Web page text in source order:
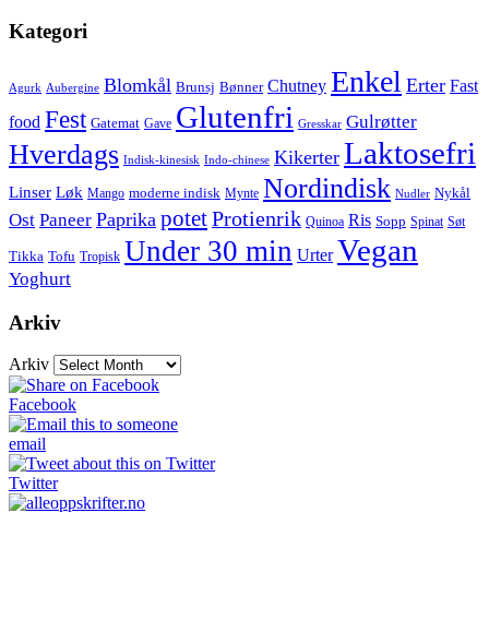
Kategori
Agurk Aubergine Blomkål Brunsj Bønner Chutney Enkel Erter Fast
food Fest Gatemat Gave Glutenfri Gresskar Gulrøtter
Hverdags Indisk-kinesisk Indo-chinese Kikerter Laktosefri
Linser Løk Mango moderne indisk Mynte Nordindisk Nudler Nykål
Ost Paneer Paprika potetProtienrik Quinoa Ris Sopp Spinat Søt
Tikka Tofu Tropisk Under 30 min Urter Vegan
Yoghurt
Arkiv
Arkiv
Facebook
email
Twitter